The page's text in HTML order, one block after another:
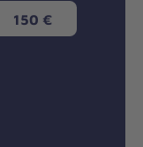
150 €